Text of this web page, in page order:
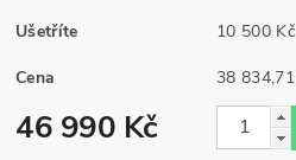
Ušetříte 10 500 Kč
Cena
46 990 Kč